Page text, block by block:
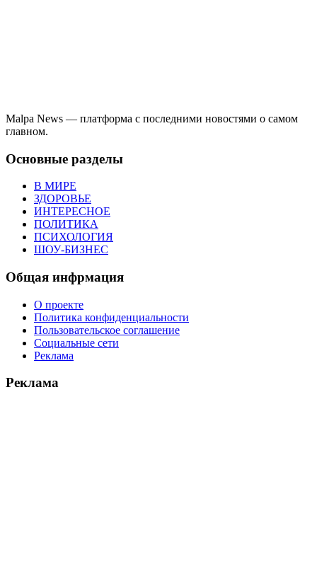
Malpa News — платформа с последними новостями о самом
главном.
Основные разделы
В МИРЕ
ЗДОРОВЬЕ
ИНТЕРЕСНОЕ
ПОЛИТИКА
ПСИХОЛОГИЯ
ШОУ-БИЗНЕС
Общая инфрмация
О проекте
Политика конфиденциальности
Пользовательское соглашение
Социальные сети
Реклама
Реклама